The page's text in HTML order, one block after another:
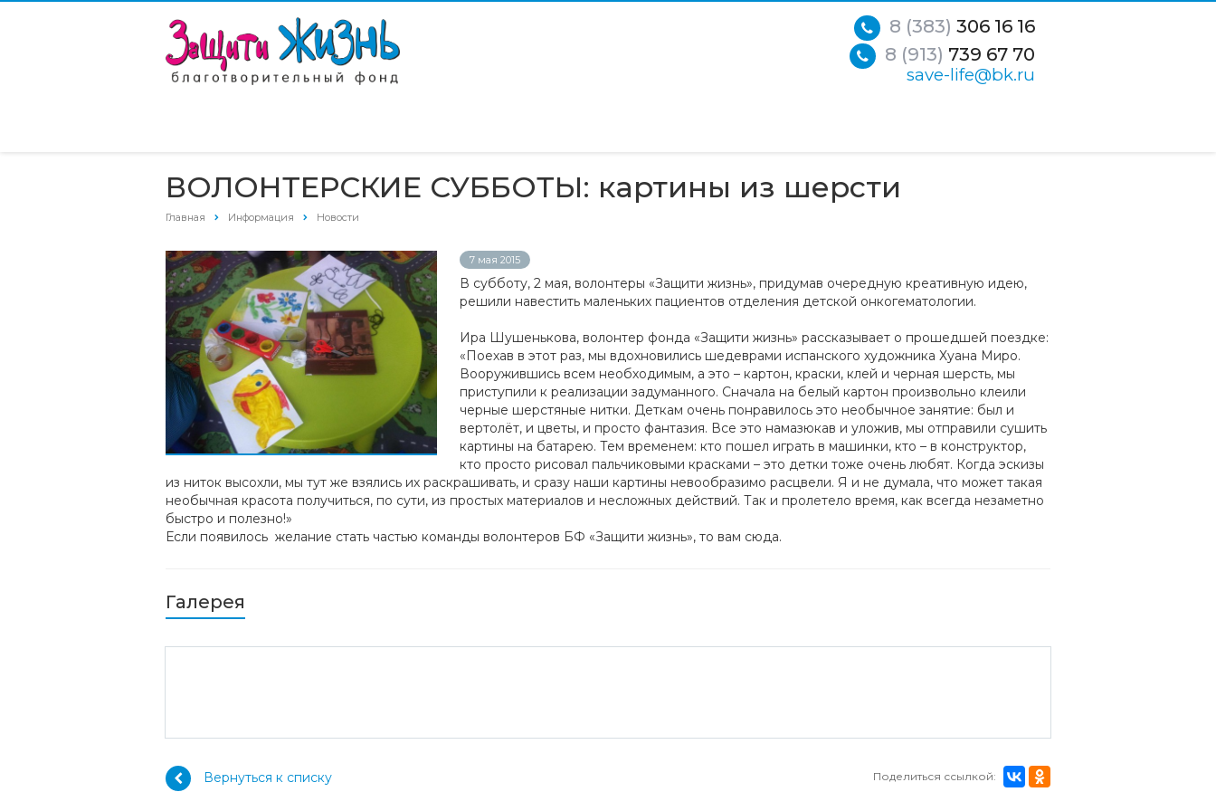
8 (383) 306 16 16
8 (913) 739 67 70
save-life@bk.ru
ВОЛОНТЕРСКИЕ СУББОТЫ: картины из шерсти
Главная Информация Новости
7 мая 2015
В субботу, 2 мая, волонтеры «Защити жизнь», придумав очередную креативную идею,
решили навестить маленьких пациентов отделения детской онкогематологии.
Ира Шушенькова, волонтер фонда «Защити жизнь» рассказывает о прошедшей поездке:
«Поехав в этот раз, мы вдохновились шедеврами испанского художника Хуана Миро.
Вооружившись всем необходимым, а это – картон, краски, клей и черная шерсть, мы
приступили к реализации задуманного. Сначала на белый картон произвольно клеили
черные шерстяные нитки. Деткам очень понравилось это необычное занятие: был и
вертолёт, и цветы, и просто фантазия. Все это намазюкав и уложив, мы отправили сушить
картины на батарею. Тем временем: кто пошел играть в машинки, кто – в конструктор,
кто просто рисовал пальчиковыми красками – это детки тоже очень любят. Когда эскизы
из ниток высохли, мы тут же взялись их раскрашивать, и сразу наши картины невообразимо расцвели. Я и не думала, что может такая
необычная красота получиться, по сути, из простых материалов и несложных действий. Так и пролетело время, как всегда незаметно
быстро и полезно!»
Если появилось желание стать частью команды волонтеров БФ «Защити жизнь», то вам сюда.
Галерея
Поделиться ссылкой:
Вернуться к списку